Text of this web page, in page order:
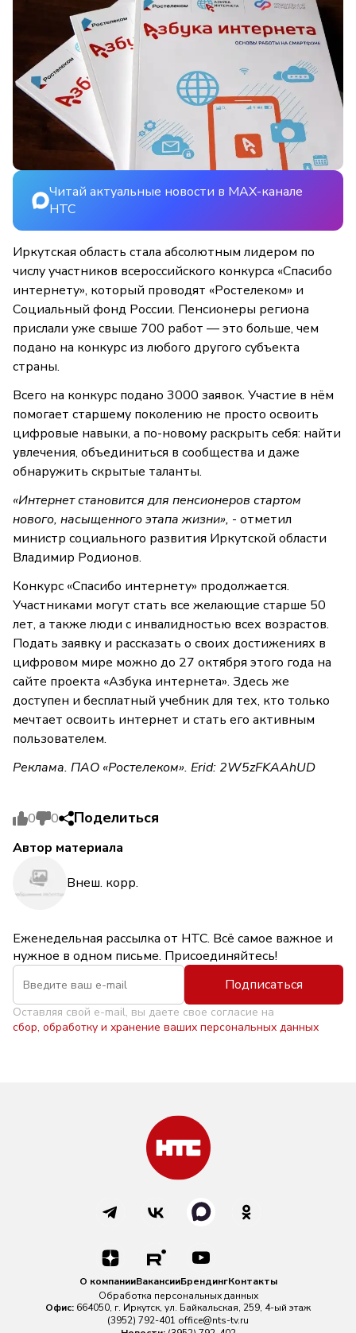
Читай актуальные новости в MAX-канале
НТС
Иркутская область стала абсолютным лидером по
числу участников всероссийского конкурса «Спасибо
интернету», который проводят «Ростелеком» и
Социальный фонд России. Пенсионеры региона
прислали уже свыше 700 работ — это больше, чем
подано на конкурс из любого другого субъекта
страны.
Всего на конкурс подано 3000 заявок. Участие в нём
помогает старшему поколению не просто освоить
цифровые навыки, а по-новому раскрыть себя: найти
увлечения, объединиться в сообщества и даже
обнаружить скрытые таланты.
«Интернет становится для пенсионеров стартом
нового, насыщенного этапа жизни», - отметил
министр социального развития Иркутской области
Владимир Родионов.
Конкурс «Спасибо интернету» продолжается.
Участниками могут стать все желающие старше 50
лет, а также люди с инвалидностью всех возрастов.
Подать заявку и рассказать о своих достижениях в
цифровом мире можно до 27 октября этого года на
сайте проекта «Азбука интернета». Здесь же
доступен и бесплатный учебник для тех, кто только
мечтает освоить интернет и стать его активным
пользователем.
Реклама. ПАО «Ростелеком». Erid: 2W5zFKAAhUD
0 0 Поделиться
Автор материала
Внеш. корр.
Еженедельная рассылка от НТС. Всё самое важное и
нужное в одном письме. Присоединяйтесь!
Подписаться
Оставляя свой e-mail, вы даете свое согласие на
сбор, обработку и хранение ваших персональных данных
О компанииВакансииБрендингКонтакты
Обработка персональных данных
Офис: 664050, г. Иркутск, ул. Байкальская, 259, 4-ый этаж
(3952) 792-401 office@nts-tv.ru